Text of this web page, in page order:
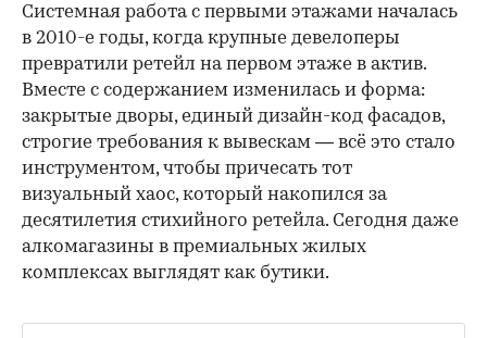
Системная работа с первыми этажами началась
в 2010-е годы, когда крупные девелоперы
превратили ретейл на первом этаже в актив.
Вместе с содержанием изменилась и форма:
закрытые дворы, единый дизайн-код фасадов,
строгие требования к вывескам — всё это стало
инструментом, чтобы причесать тот
визуальный хаос, который накопился за
десятилетия стихийного ретейла. Сегодня даже
алкомагазины в премиальных жилых
комплексах выглядят как бутики.